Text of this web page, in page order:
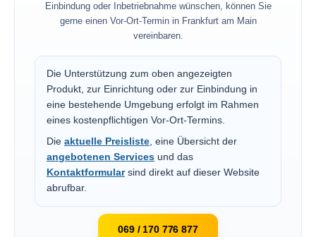
Einbindung oder Inbetriebnahme wünschen, können Sie
gerne einen Vor-Ort-Termin in Frankfurt am Main
vereinbaren.
Die Unterstützung zum oben angezeigten
Produkt, zur Einrichtung oder zur Einbindung in
eine bestehende Umgebung erfolgt im Rahmen
eines kostenpflichtigen Vor-Ort-Termins.
Die aktuelle Preisliste, eine Übersicht der
angebotenen Services und das
Kontaktformularsind direkt auf dieser Website
abrufbar.
069 / 170 776 877